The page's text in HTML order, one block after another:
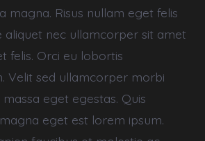
magna. Risus nullam eget felis
aliquet nec ullamcorper sit amet
felis. Orci eu lobortis
Velit sed ullamcorper morbi
eget egestas. Quis
eget est lorem ipsum.